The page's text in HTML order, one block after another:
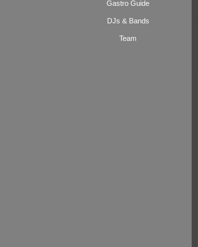
Gastro Guide
DJs & Bands
Team